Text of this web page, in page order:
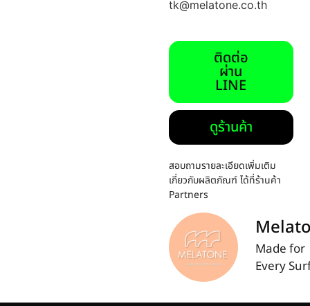
tk@melatone.co.th
ติดต่อ
ผ่าน
LINE
ดูร้านค้า
สอบถามรายละเอียดเพิ่มเติม
เกี่ยวกับผลิตภัณฑ์ ได้ที่ร้านค้า
Partners
Made for
Every